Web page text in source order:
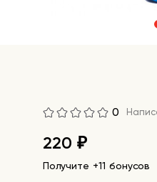
0
220₽
Получите +11 бонусов